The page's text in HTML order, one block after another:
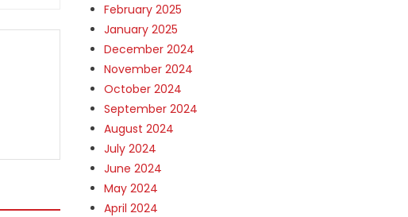
February 2025
January 2025
December 2024
November 2024
October 2024
September 2024
August 2024
July 2024
June 2024
May 2024
April 2024